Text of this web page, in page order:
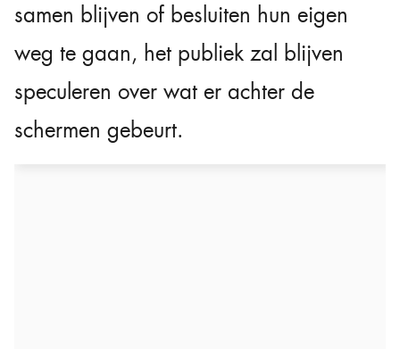
samen blijven of besluiten hun eigen
weg te gaan, het publiek zal blijven
speculeren over wat er achter de
schermen gebeurt.